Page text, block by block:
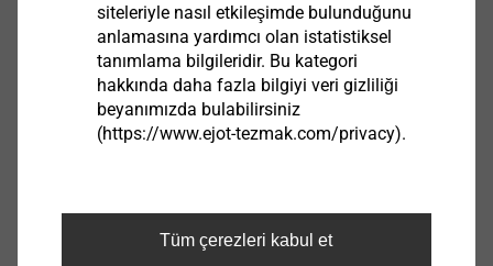
Sipariş tanımlayıcı Bit H2 - 1/4“ x 30
Diğer ürünler
siteleriyle nasıl etkileşimde bulunduğunu
anlamasına yardımcı olan istatistiksel
tanımlama bilgileridir. Bu kategori
hakkında daha fazla bilgiyi veri gizliliği
beyanımızda bulabilirsiniz
(https://www.ejot-tezmak.com/privacy).
Tüm çerezleri kabul et